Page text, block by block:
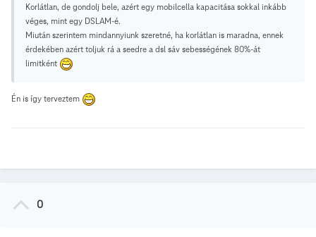
Korlátlan, de gondolj bele, azért egy mobilcella kapacitása sokkal inkább
véges, mint egy DSLAM-é.
Miután szerintem mindannyiunk szeretné, ha korlátlan is maradna, ennek
érdekében azért toljuk rá a seedre a dsl sáv sebességének 80%-át
limitként
Én is így terveztem
0